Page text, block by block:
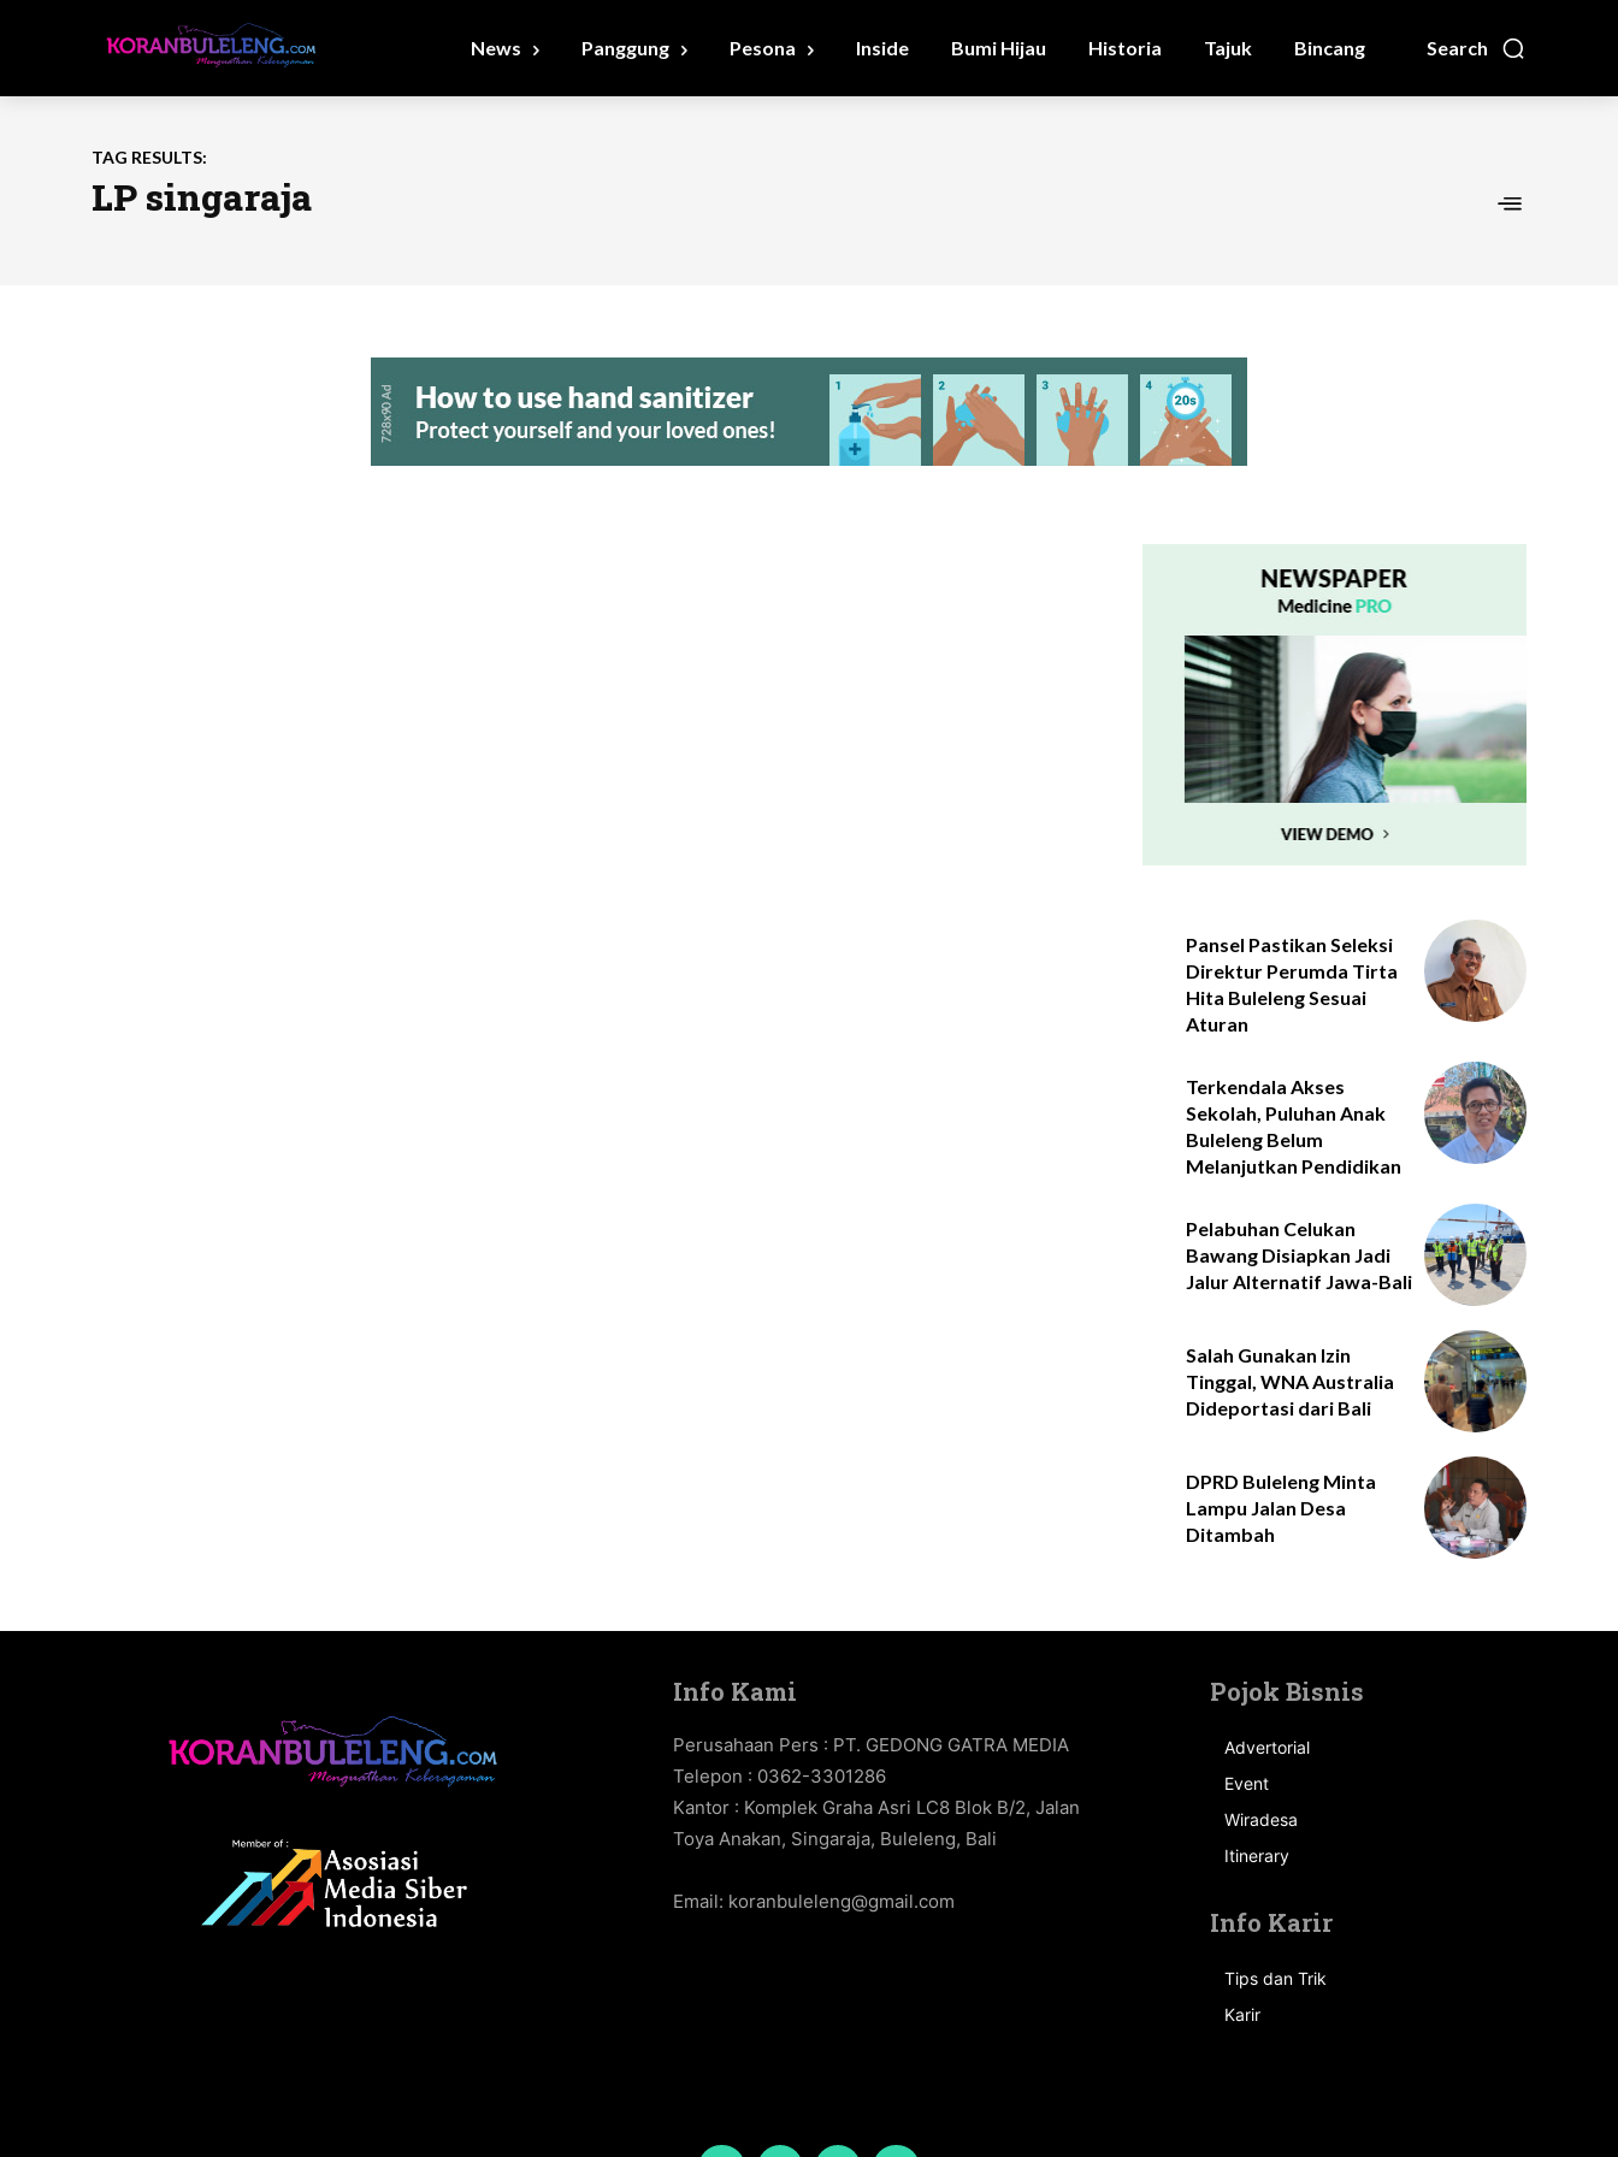
Search
News Panggung Pesona Inside Bumi Hijau Historia Tajuk Bincang
TAG RESULTS:
LP singaraja
Pansel Pastikan Seleksi
Direktur Perumda Tirta
Hita Buleleng Sesuai
Aturan
Terkendala Akses
Sekolah, Puluhan Anak
Buleleng Belum
Melanjutkan Pendidikan
Pelabuhan Celukan
Bawang Disiapkan Jadi
Jalur Alternatif Jawa-Bali
Salah Gunakan Izin
Tinggal, WNA Australia
Dideportasi dari Bali
DPRD Buleleng Minta
Lampu Jalan Desa
Ditambah
Info Kami
Perusahaan Pers : PT. GEDONG GATRA MEDIA
Telepon : 0362-3301286
Kantor : Komplek Graha Asri LC8 Blok B/2, Jalan
Toya Anakan, Singaraja, Buleleng, Bali
Email: koranbuleleng@gmail.com
Pojok Bisnis
Advertorial
Event
Wiradesa
Itinerary
Info Karir
Tips dan Trik
Karir